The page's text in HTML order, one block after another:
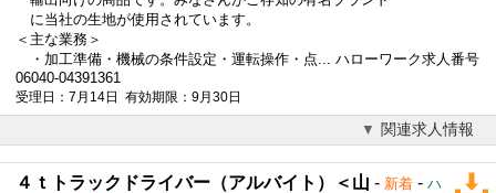
に当社の生地が使用されています。
＜主な業務＞
・加工準備・機械の条件設定・運転操作・点... ハローワーク求人番号
06040-04391361
受理日：7月14日 有効期限：9月30日
関連求人情報
４ｔトラックドライバー（アルバイト）＜山 - 新着 - ハ